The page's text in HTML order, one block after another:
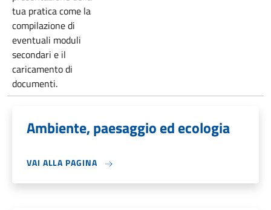
tua pratica come la
compilazione di
eventuali moduli
secondari e il
caricamento di
documenti.
Ambiente, paesaggio ed ecologia
VAI ALLA PAGINA